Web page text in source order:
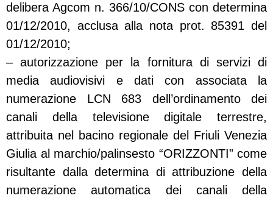
delibera Agcom n. 366/10/CONS con determina
01/12/2010, acclusa alla nota prot. 85391 del
01/12/2010;
– autorizzazione per la fornitura di servizi di
media audiovisivi e dati con associata la
numerazione LCN 683 dell’ordinamento dei
canali della televisione digitale terrestre,
attribuita nel bacino regionale del Friuli Venezia
Giulia al marchio/palinsesto “ORIZZONTI” come
risultante dalla determina di attribuzione della
numerazione automatica dei canali della